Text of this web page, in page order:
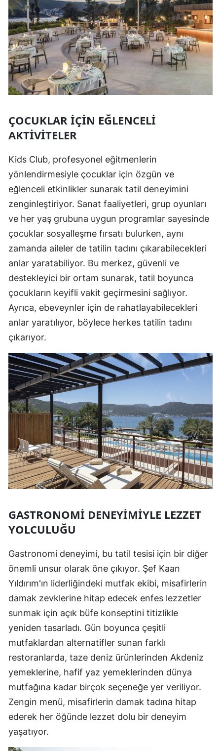
ÇOCUKLAR IÇIN EĞLENCELI
AKTIVITELER
Kids Club, profesyonel eğitmenlerin
yönlendirmesiyle çocuklar için özgün ve
eğlenceli etkinlikler sunarak tatil deneyimini
zenginleştiriyor. Sanat faaliyetleri, grup oyunları
ve her yaş grubuna uygun programlar sayesinde
çocuklar sosyalleşme fırsatı bulurken, aynı
zamanda aileler de tatilin tadını çıkarabilecekleri
anlar yaratabiliyor. Bu merkez, güvenli ve
destekleyici bir ortam sunarak, tatil boyunca
çocukların keyifli vakit geçirmesini sağlıyor.
Ayrıca, ebeveynler için de rahatlayabilecekleri
anlar yaratılıyor, böylece herkes tatilin tadını
çıkarıyor.
GASTRONOMI DENEYIMIYLE LEZZET
YOLCULUĞU
Gastronomi deneyimi, bu tatil tesisi için bir diğer
önemli unsur olarak öne çıkıyor. Şef Kaan
Yıldırım'ın liderliğindeki mutfak ekibi, misafirlerin
damak zevklerine hitap edecek enfes lezzetler
sunmak için açık büfe konseptini titizlikle
yeniden tasarladı. Gün boyunca çeşitli
mutfaklardan alternatifler sunan farklı
restoranlarda, taze deniz ürünlerinden Akdeniz
yemeklerine, hafif yaz yemeklerinden dünya
mutfağına kadar birçok seçeneğe yer veriliyor.
Zengin menü, misafirlerin damak tadına hitap
ederek her öğünde lezzet dolu bir deneyim
yaşatıyor.